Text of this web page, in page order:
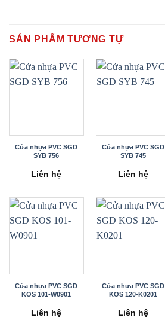
SẢN PHẨM TƯƠNG TỰ
Cửa nhựa PVC SGD
SYB 756
Liên hệ
Cửa nhựa PVC SGD
SYB 745
Liên hệ
Cửa nhựa PVC SGD
KOS 101-W0901
Liên hệ
Cửa nhựa PVC SGD
KOS 120-K0201
Liên hệ